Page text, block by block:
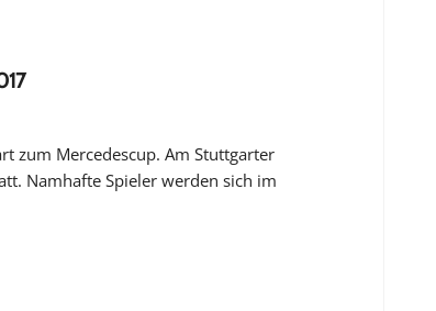
zum Mercedescup. Am Stuttgarter
Namhafte Spieler werden sich im